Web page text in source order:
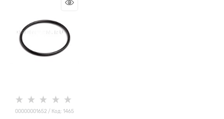
00000001652 / Код: 1465